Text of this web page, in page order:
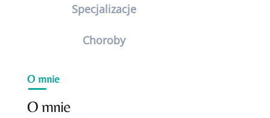
Specjalizacje
Choroby
O mnie
O mnie